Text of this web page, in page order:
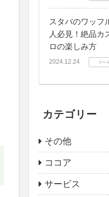
スタバのワッフ
人必見！絶品カ
ロの楽しみ方
2024.12.24 フード
カテゴリー
その他
ココア
サービス